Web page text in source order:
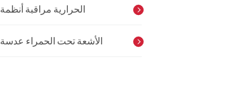
الحرارية مراقبة أنظمة
الأشعة تحت الحمراء عدسة